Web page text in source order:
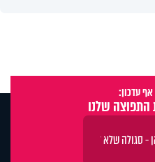
עדכון:
שלנו